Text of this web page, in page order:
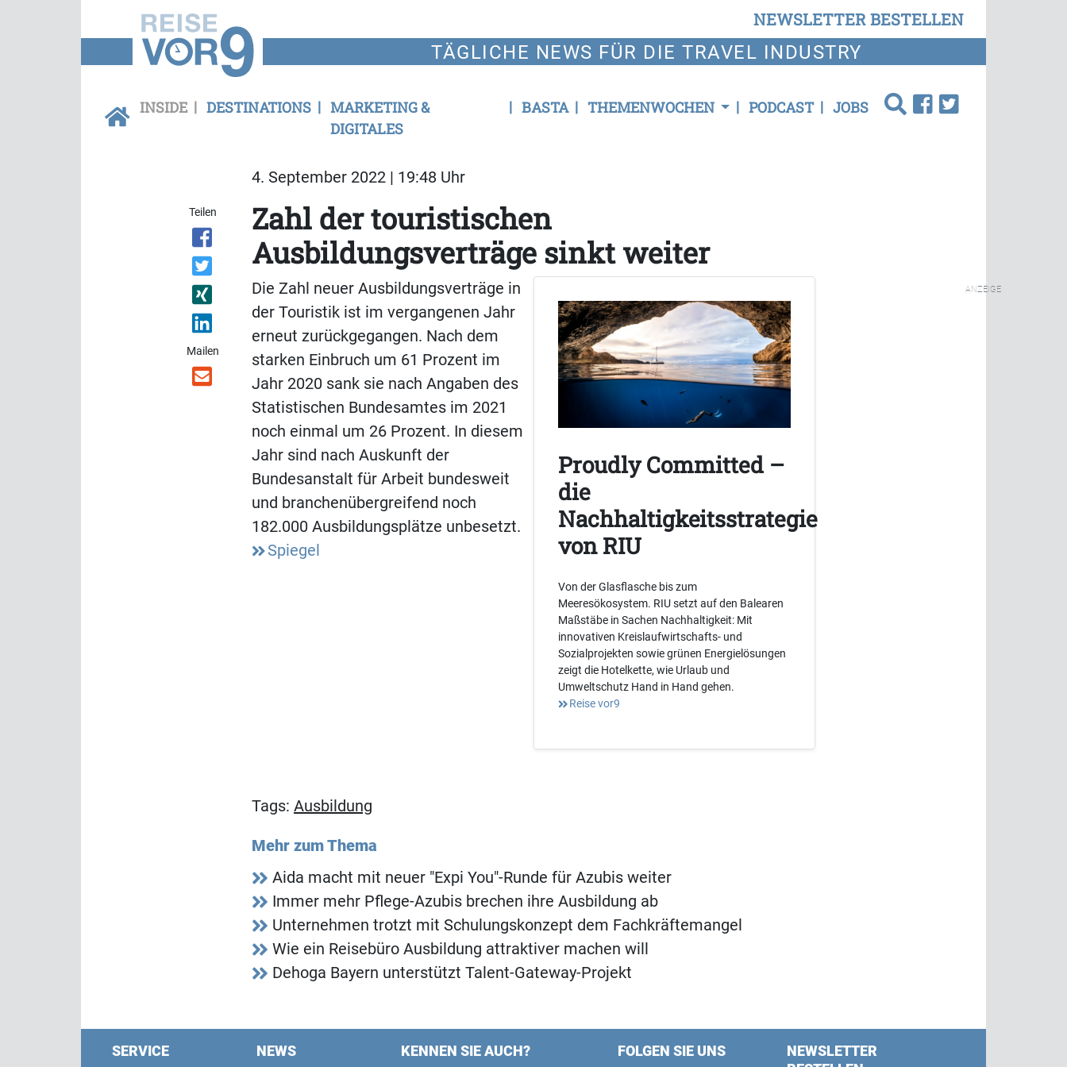
NEWSLETTER BESTELLEN
TÄGLICHE NEWS FÜR DIE TRAVEL INDUSTRY
INSIDE DESTINATIONS
MARKETING &
DIGITALES
BASTA THEMENWOCHEN PODCAST JOBS
4. September 2022 | 19:48 Uhr
Teilen
Mailen
Zahl der touristischen
Ausbildungsverträge sinkt weiter
ANZEIGE
Proudly Committed –
die
Nachhaltigkeitsstrategie
von RIU
Von der Glasflasche bis zum
Meeresökosystem. RIU setzt auf den Balearen
Maßstäbe in Sachen Nachhaltigkeit: Mit
innovativen Kreislaufwirtschafts- und
Sozialprojekten sowie grünen Energielösungen
zeigt die Hotelkette, wie Urlaub und
Umweltschutz Hand in Hand gehen.
Reise vor9
Die Zahl neuer Ausbildungsverträge in
der Touristik ist im vergangenen Jahr
erneut zurückgegangen. Nach dem
starken Einbruch um 61 Prozent im
Jahr 2020 sank sie nach Angaben des
Statistischen Bundesamtes im 2021
noch einmal um 26 Prozent. In diesem
Jahr sind nach Auskunft der
Bundesanstalt für Arbeit bundesweit
und branchenübergreifend noch
182.000 Ausbildungsplätze unbesetzt.
Spiegel
Tags: Ausbildung
Mehr zum Thema
Aida macht mit neuer "Expi You"-Runde für Azubis weiter
Immer mehr Pflege-Azubis brechen ihre Ausbildung ab
Unternehmen trotzt mit Schulungskonzept dem Fachkräftemangel
Wie ein Reisebüro Ausbildung attraktiver machen will
Dehoga Bayern unterstützt Talent-Gateway-Projekt
SERVICE NEWS KENNEN SIE AUCH? FOLGEN SIE UNS
NEWSLETTER